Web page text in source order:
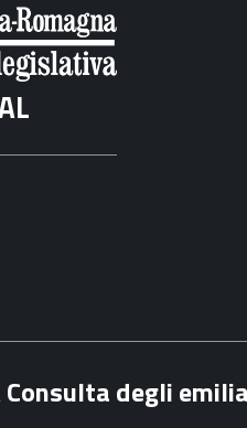
Consulta degli